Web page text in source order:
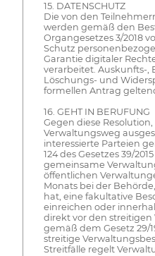
15. DATENSCHUTZ
Die von den
werden gemäß den
Organgesetzes 3/2018
Schutz
Garantie digitaler
verarbeitet. Auskunfts-,
Löschungs- und
formellen Antrag
16. GEHT IN BERUFUNG
Gegen diese
Verwaltungsweg
interessierte Parteien
124 des Gesetzes 39/
gemeinsame
öffentlichen
Monats bei der
hat, eine fakultative
einreichen oder
direkt vor den
gemäß dem Gesetz 29/
streitige
Streitfälle regelt